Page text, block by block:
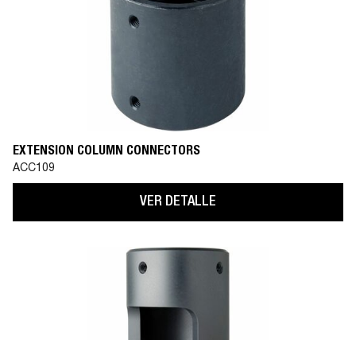
EXTENSION COLUMN CONNECTORS
ACC109
VER DETALLE